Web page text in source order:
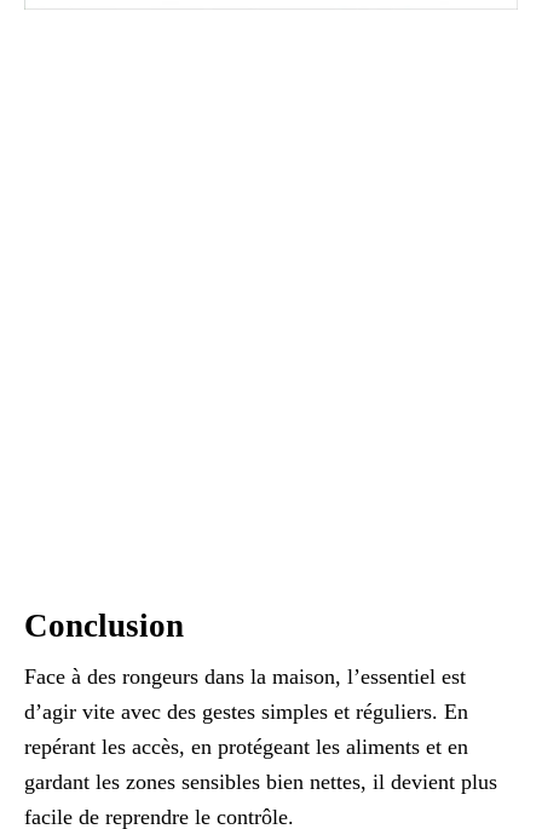
Conclusion
Face à des rongeurs dans la maison, l’essentiel est
d’agir vite avec des gestes simples et réguliers. En
repérant les accès, en protégeant les aliments et en
gardant les zones sensibles bien nettes, il devient plus
facile de reprendre le contrôle.